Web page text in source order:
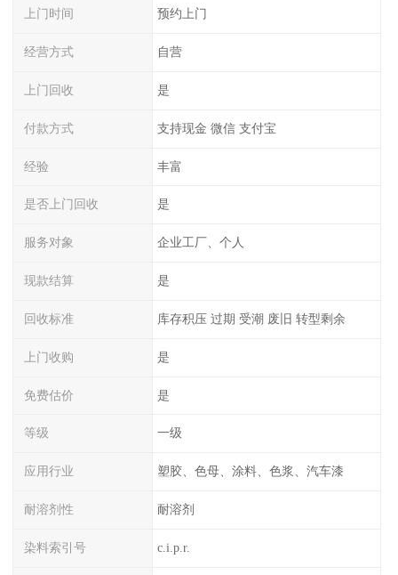
上门时间 预约上门
经营方式 自营
上门回收 是
付款方式 支持现金 微信 支付宝
经验 丰富
是否上门回收 是
服务对象 企业工厂、个人
现款结算 是
回收标准 库存积压 过期 受潮 废旧 转型剩余
上门收购 是
免费估价 是
等级 一级
应用行业 塑胶、色母、涂料、色浆、汽车漆
耐溶剂性 耐溶剂
染料索引号 c.i.p.r.